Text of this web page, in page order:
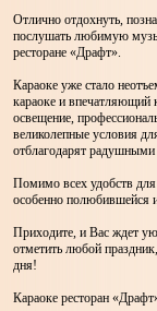
Отлично отдохнуть,
послушать любимую
ресторане «Драфт».
Караоке уже стало
караоке и впечатляющий
освещение,
великолепные условия
отблагодарят
Помимо всех удобств
особенно полюбившейся
Приходите, и Вас ждет
отметить любой
дня!
Караоке ресторан